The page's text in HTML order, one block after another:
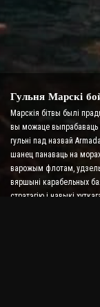
Гульня Марскі
Марскія бітвы былі
вы можаце выпрабаваць
гульні пад назвай
шанец панаваць на
варожым флотам,
вяршыні карабельных
стратэгію і навыкі